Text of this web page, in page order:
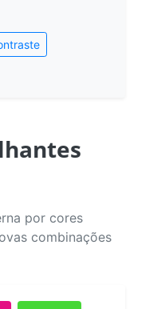
por cores
combinações